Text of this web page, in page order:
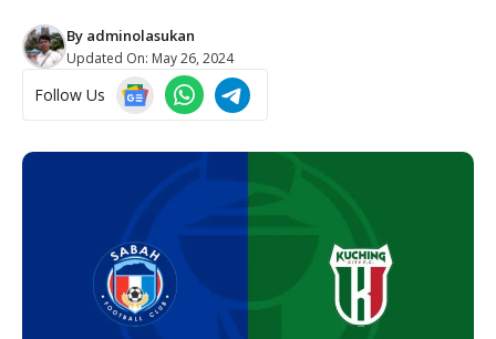
By adminolasukan
Updated On: May 26, 2024
Follow Us